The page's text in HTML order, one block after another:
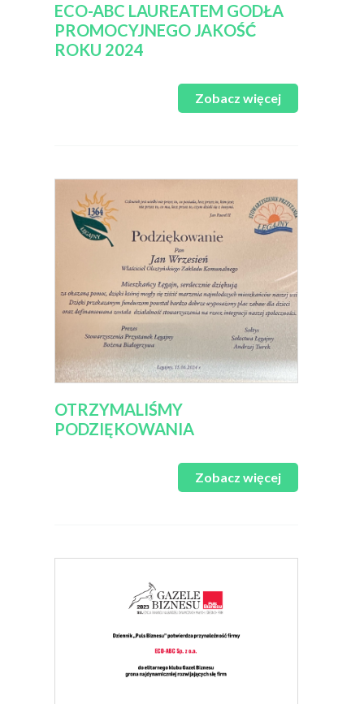
ECO-ABC LAUREATEM GODŁA
PROMOCYJNEGO JAKOŚĆ
ROKU 2024
Zobacz więcej
OTRZYMALIŚMY
PODZIĘKOWANIA
Zobacz więcej